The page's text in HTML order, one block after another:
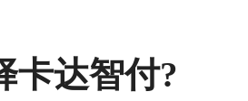
卡达智付?